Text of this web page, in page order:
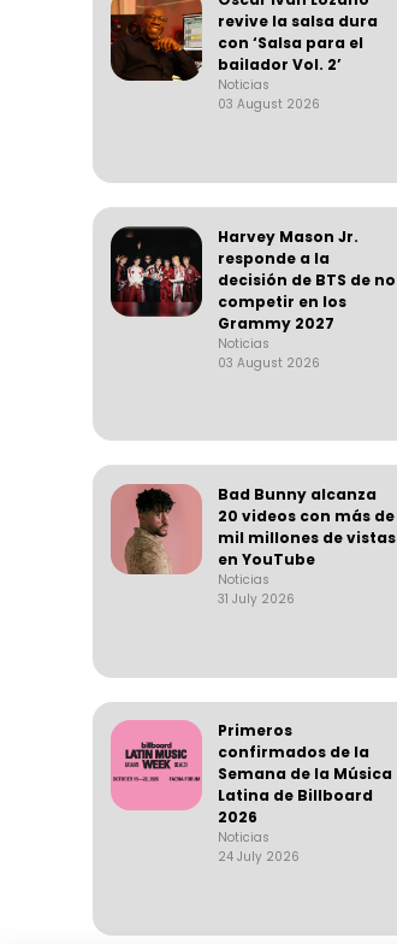
revive la salsa dura
con ‘Salsa para el
bailador Vol. 2’
Noticias
03 August 2026
Harvey Mason Jr.
responde a la
decisión de BTS de no
competir en los
Grammy 2027
Noticias
03 August 2026
Bad Bunny alcanza
20 videos con más de
mil millones de vistas
en YouTube
Noticias
31 July 2026
Primeros
confirmados de la
Semana de la Música
Latina de Billboard
2026
Noticias
24 July 2026